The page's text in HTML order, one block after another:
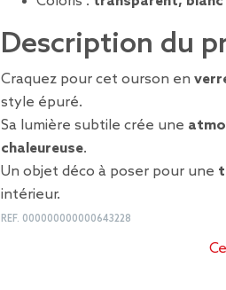
Description du
Craquez pour cet ourson en
style épuré.
Sa lumière subtile crée une
chaleureuse.
Un objet déco à poser pour une
intérieur.
REF. 000000000000643228